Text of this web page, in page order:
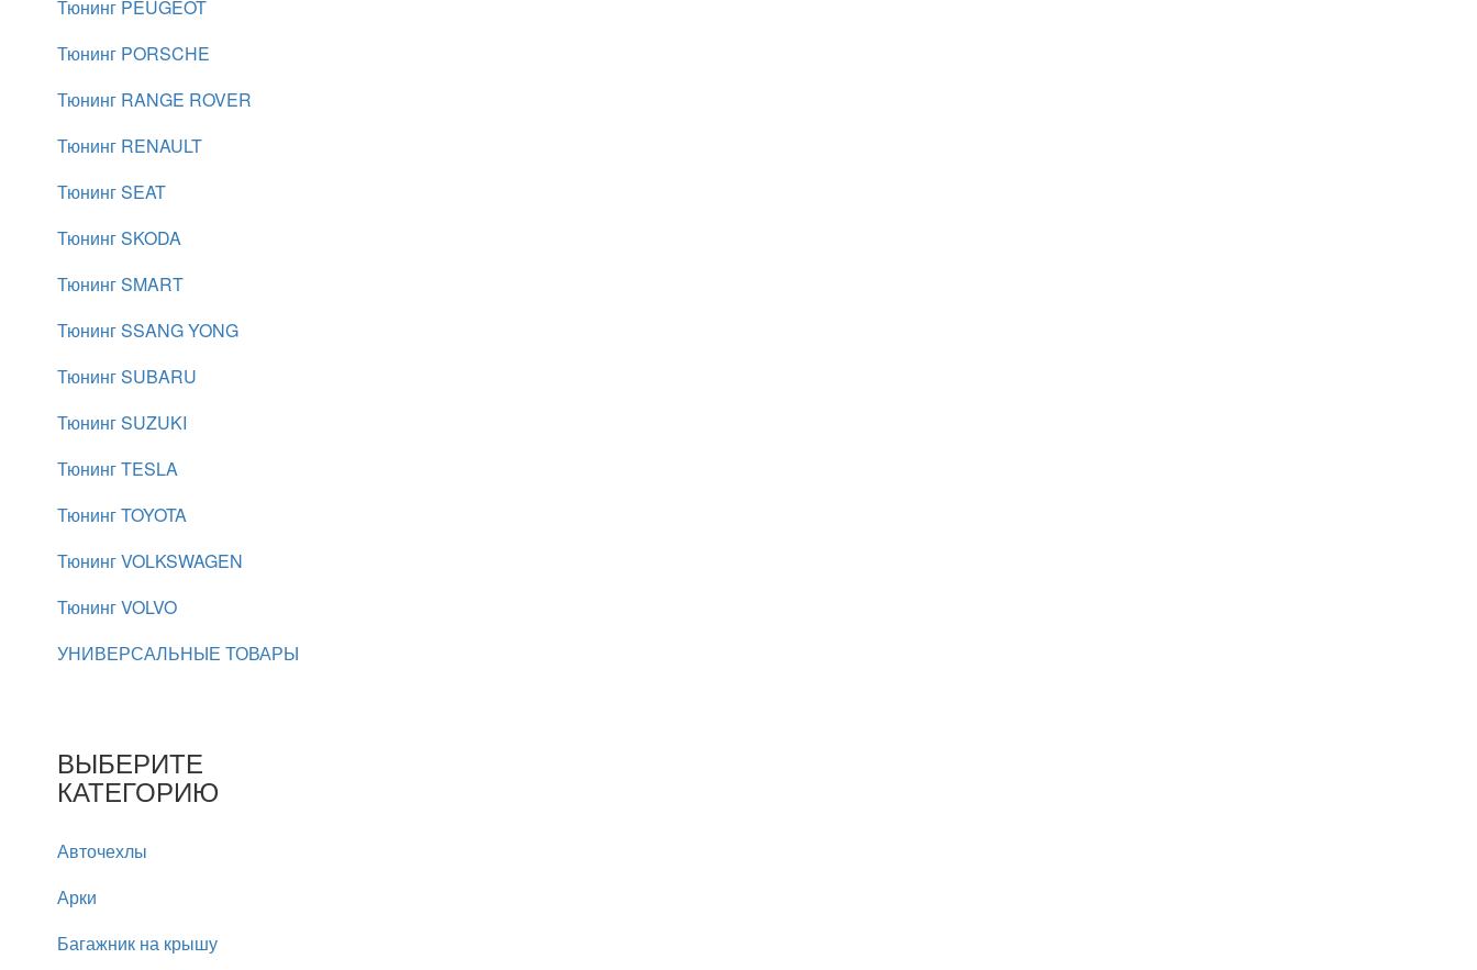
Тюнинг PEUGEOT
Тюнинг PORSCHE
Тюнинг RANGE ROVER
Тюнинг RENAULT
Тюнинг SEAT
Тюнинг SKODA
Тюнинг SMART
Тюнинг SSANG YONG
Тюнинг SUBARU
Тюнинг SUZUKI
Тюнинг TESLA
Тюнинг TOYOTA
Тюнинг VOLKSWAGEN
Тюнинг VOLVO
УНИВЕРСАЛЬНЫЕ ТОВАРЫ
ВЫБЕРИТЕ
КАТЕГОРИЮ
Авточехлы
Арки
Багажник на крышу